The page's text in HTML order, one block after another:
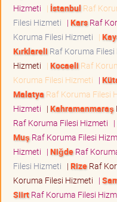
Hizmeti | İstanbul Raf
Filesi Hizmeti | KarsRaf
Koruma Filesi Hizmeti |
Kırklareli Raf Koruma Filesi
Hizmeti | Kocaeli Raf
Koruma Filesi Hizmeti |
Malatya Raf Koruma Filesi
Hizmeti | Kahramanmaraş
Raf Koruma Filesi Hizmeti |
Muş Raf Koruma Filesi
Hizmeti | NiğdeRaf
Filesi Hizmeti | RizeRaf
Koruma Filesi Hizmeti |
SiirtRaf Koruma Filesi